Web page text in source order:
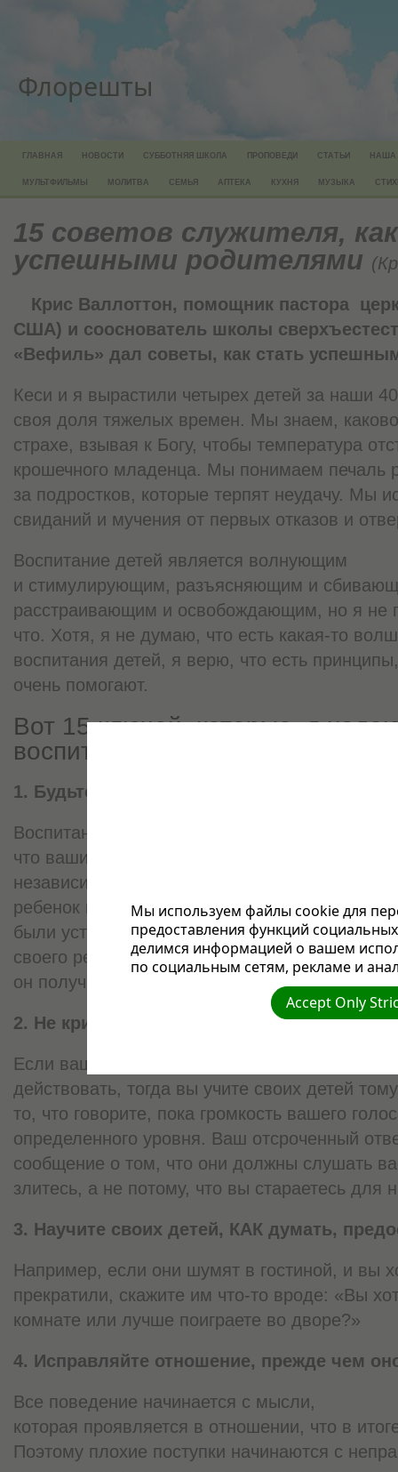
Флорешты
ГЛАВНАЯ НОВОСТИ СУББОТНЯЯ ШКОЛА ПРОПОВЕДИ СТАТЬИ НАША
МУЛЬТФИЛЬМЫ МОЛИТВА СЕМЬЯ АПТЕКА КУХНЯ МУЗЫКА
15 советов служителя,
успешными родителями
Крис Валлоттон, помощник пастора
США) и сооснователь школы
«Вефиль» дал советы, как стать
Кеси и я вырастили четырех детей за наши
своя доля тяжелых времен. Мы знаем,
страхе, взывая к Богу, чтобы температура
крошечного младенца. Мы понимаем печаль
за подростков, которые терпят неудачу. Мы
свиданий и мучения от первых отказов и
Воспитание детей является волнующим
и стимулирующим, разъясняющим и
расстраивающим и освобождающим, но я не
что. Хотя, я не думаю, что есть какая-то
воспитания детей, я верю, что есть
очень помогают.
Вот 15 ключей, которые, я
воспитании детей:
1. Будьте последовательным.
Воспитание не должно зависеть от вашего
что ваши дети могут рассчитывать на те же
независимо от того, как Вы себя
ребенок кричит чтобы получить конфету в
были уставшим, поэтому дали её ему, этим
своего ребенка тому, что если он бросится в
он получит то, что ему нужно.
2. Не кричите.
Если ваш голос должен повыситься до того,
действовать, тогда вы учите своих детей
то, что говорите, пока громкость вашего
определенного уровня. Ваш отсроченный
сообщение о том, что они должны слушать
злитесь, а не потому, что вы стараетесь для
3. Научите своих детей, КАК думать,
Например, если они шумят в гостиной, и вы
прекратили, скажите им что-то вроде: «Вы
комнате или лучше поиграете во дворе?»
4. Исправляйте отношение, прежде чем
Все поведение начинается с мысли,
которая проявляется в отношении, что в
Поэтому плохие поступки начинаются с
Мы используем файлы cookie для
предоставления функций
делимся информацией о вашем
по социальным сетям, рекламе и
Accept Only